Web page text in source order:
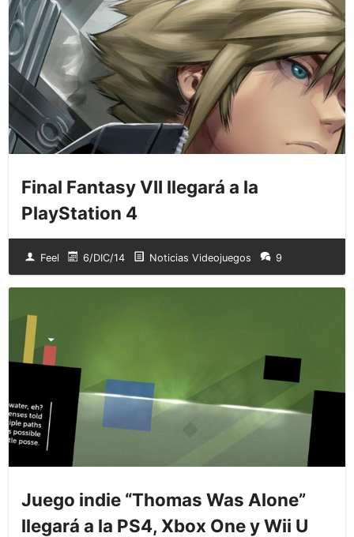
Final Fantasy VII llegará a la
PlayStation 4
Feel 6/DIC/14 Noticias Videojuegos 9
Juego indie “Thomas Was Alone”
llegará a la PS4, Xbox One y Wii U